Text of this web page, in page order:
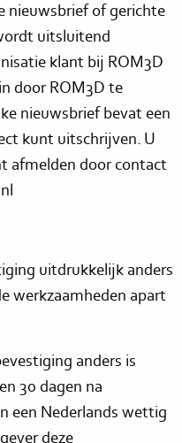
nieuwsbrief of gerichte
uitsluitend
klant bij ROM3D
door ROM3D te
nieuwsbrief bevat een
kunt uitschrijven. U
afmelden door contact
uitdrukkelijk anders
werkzaamheden apart
anders is
30 dagen na
een Nederlands wettig
deze